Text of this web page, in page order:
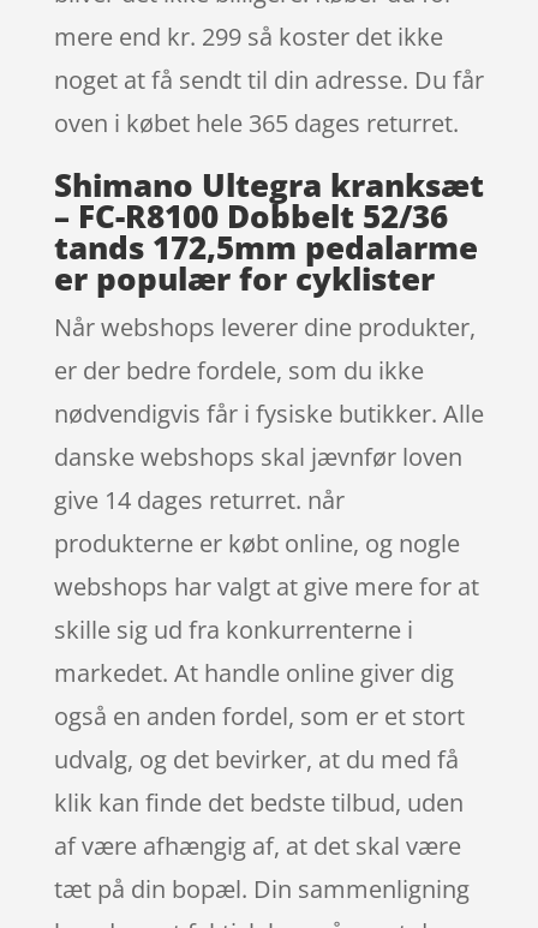
mere end kr. 299 så koster det ikke
noget at få sendt til din adresse. Du får
oven i købet hele 365 dages returret.
Shimano Ultegra kranksæt
– FC-R8100 Dobbelt 52/36
tands 172,5mm pedalarme
er populær for cyklister
Når webshops leverer dine produkter,
er der bedre fordele, som du ikke
nødvendigvis får i fysiske butikker. Alle
danske webshops skal jævnfør loven
give 14 dages returret. når
produkterne er købt online, og nogle
webshops har valgt at give mere for at
skille sig ud fra konkurrenterne i
markedet. At handle online giver dig
også en anden fordel, som er et stort
udvalg, og det bevirker, at du med få
klik kan finde det bedste tilbud, uden
af være afhængig af, at det skal være
tæt på din bopæl. Din sammenligning